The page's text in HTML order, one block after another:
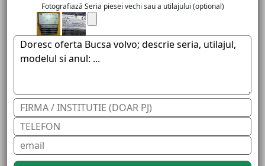
Fotografiază Seria piesei vechi sau a utilajului (optional)